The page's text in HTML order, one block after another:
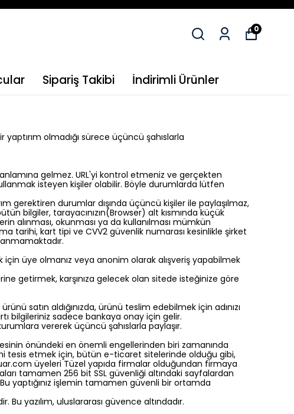
Sipariş Takibi İndirimli Ürünler
0
olmadığı sürece üçüncü şahıslarla
gelmez. URL'yi kontrol etmeniz ve gerçekten
isteyen kişiler olabilir. Böyle durumlarda lütfen
gerektiren durumlar dışında üçüncü kişiler ile paylaşılmaz,
bilgiler, tarayacınızın(Browser) alt kısmında küçük
alınması, okunması ya da kullanılması mümkün
tarihi, kart tipi ve CVV2 güvenlik numarası kesinlikle şirket
üye olmanız veya anonim olarak alışveriş yapabilmek
getirmek, karşınıza gelecek olan sitede isteğinize göre
satın aldığınızda, ürünü teslim edebilmek için adınızı
bilgileriniz sadece bankaya onay için gelir.
vererek üçüncü şahıslarla paylaşır.
önündeki en önemli engellerinden biri zamanında
tesis etmek için, bütün e-ticaret sitelerinde olduğu gibi,
üyeleri Tüzel yapıda firmalar olduğundan firmaya
tamamen 256 bit SSL güvenliği altındaki sayfalardan
yaptığınız işlemin tamamen güvenli bir ortamda
yazılım, uluslararası güvence altındadır.